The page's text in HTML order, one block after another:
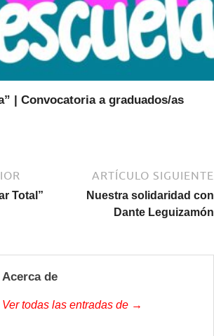
| Convocatoria a graduados/as
Total”
ARTÍCULO SIGUIENTE
Nuestra solidaridad con
Dante Leguizamón
Acerca de
Ver todas las entradas de →